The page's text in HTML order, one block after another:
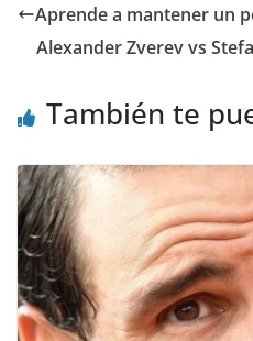
Aprende a mantener un
Alexander Zverev vs
También te